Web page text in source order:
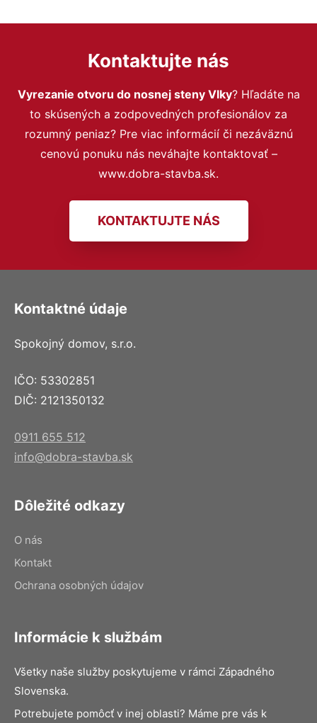
Kontaktujte nás
Vyrezanie otvoru do nosnej steny Vlky? Hľadáte na
to skúsených a zodpovedných profesionálov za
rozumný peniaz? Pre viac informácií či nezáväznú
cenovú ponuku nás neváhajte kontaktovať –
www.dobra-stavba.sk.
KONTAKTUJTE NÁS
Kontaktné údaje
Spokojný domov, s.r.o.
IČO: 53302851
DIČ: 2121350132
0911 655 512
info@dobra-stavba.sk
Dôležité odkazy
O nás
Kontakt
Ochrana osobných údajov
Informácie k službám
Všetky naše služby poskytujeme v rámci Západného
Slovenska.
Potrebujete pomôcť v inej oblasti? Máme pre vás k